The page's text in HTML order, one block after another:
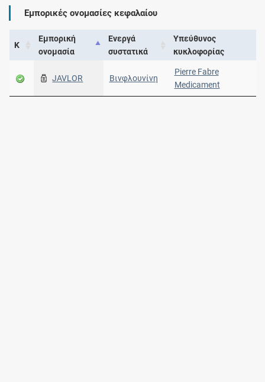
Εμπορικές ονομασίες κεφαλαίου
Κ
Εμπορική
ονομασία
Ενεργά
συστατικά
Υπεύθυνος
κυκλοφορίας
JAVLOR Βινφλουνίνη
Pierre Fabre
Medicament